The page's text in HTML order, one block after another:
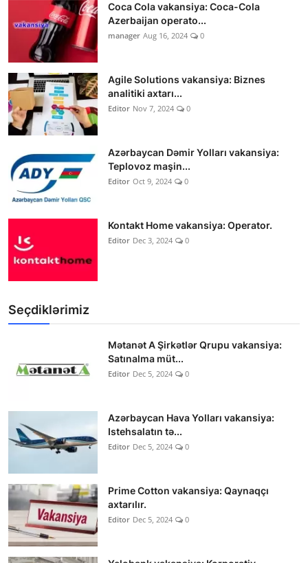
Coca Cola vakansiya: Coca-Cola
Azerbaijan operato...
manager Aug 16, 2024 0
Agile Solutions vakansiya: Biznes
analitiki axtarı...
Editor Nov 7, 2024 0
Azərbaycan Dəmir Yolları vakansiya:
Teplovoz maşin...
Editor Oct 9, 2024 0
Kontakt Home vakansiya: Operator.
Editor Dec 3, 2024 0
Seçdiklərimiz
Mətanət A Şirkətlər Qrupu vakansiya:
Satınalma müt...
Editor Dec 5, 2024 0
Azərbaycan Hava Yolları vakansiya:
Istehsalatın tə...
Editor Dec 5, 2024 0
Prime Cotton vakansiya: Qaynaqçı
axtarılır.
Editor Dec 5, 2024 0